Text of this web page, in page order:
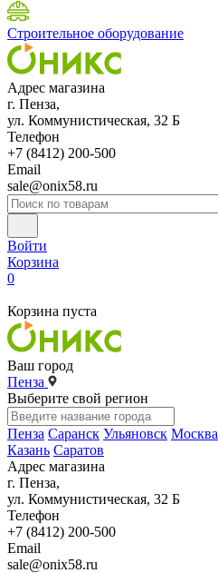
Строительное оборудование
Адрес магазина
г. Пенза,
ул. Коммунистическая, 32 Б
Телефон
+7 (8412) 200-500
Email
sale@onix58.ru
Войти
Корзина
0
Корзина пуста
Ваш город
Пенза
Выберите свой регион
Пенза Саранск Ульяновск Москва
Казань Саратов
Адрес магазина
г. Пенза,
ул. Коммунистическая, 32 Б
Телефон
+7 (8412) 200-500
Email
sale@onix58.ru